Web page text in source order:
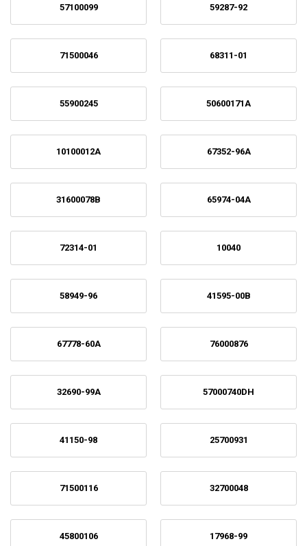
57100099 59287-92
71500046 68311-01
55900245 50600171A
10100012A 67352-96A
31600078B 65974-04A
72314-01 10040
58949-96 41595-00B
67778-60A 76000876
32690-99A 57000740DH
41150-98 25700931
71500116 32700048
45800106 17968-99